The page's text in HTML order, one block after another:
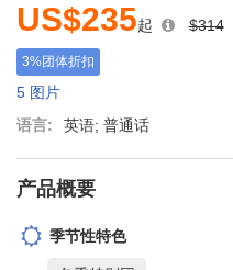
US$235起 $314
3%团体折扣
5 图片
语言:
英语; 普通话
产品概要
季节性特色